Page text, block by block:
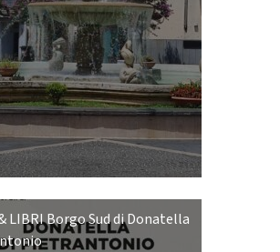
LIBRI Borgo Sud di Donatella